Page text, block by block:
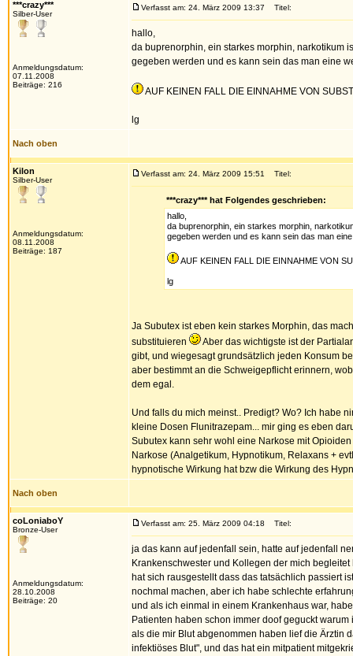
***crazy***
Silber-User
Anmeldungsdatum:
07.11.2008
Beiträge: 216
Verfasst am: 24. März 2009 13:37 Titel:
hallo,
da buprenorphin, ein starkes morphin, narkotikum
gegeben werden und es kann sein das man eine
AUF KEINEN FALL DIE EINNAHME VON
lg
Nach oben
Kilon
Silber-User
Anmeldungsdatum:
08.11.2008
Beiträge: 187
Verfasst am: 24. März 2009 15:51 Titel:
***crazy*** hat Folgendes geschrieben:
hallo,
da buprenorphin, ein starkes morphin,
gegeben werden und es kann sein das man
AUF KEINEN FALL DIE EINNAHME VON
lg
Ja Subutex ist eben kein starkes Morphin, das
substituieren
Aber das wichtigste ist der
gibt, und wiegesagt grundsätzlich jeden Konsum
aber bestimmt an die Schweigepflicht erinnern,
dem egal.
Und falls du mich meinst.. Predigt? Wo? Ich habe
kleine Dosen Flunitrazepam... mir ging es eben
Subutex kann sehr wohl eine Narkose mit
Narkose (Analgetikum, Hypnotikum, Relaxans +
hypnotische Wirkung hat bzw die Wirkung des
Nach oben
coLoniaboY
Bronze-User
Anmeldungsdatum:
28.10.2008
Beiträge: 20
Verfasst am: 25. März 2009 04:18 Titel:
ja das kann auf jedenfall sein, hatte auf jedenfall
Krankenschwester und Kollegen der mich
hat sich rausgestellt dass das tatsächlich passiert
nochmal machen, aber ich habe schlechte
und als ich einmal in einem Krankenhaus war,
Patienten haben schon immer doof geguckt
als die mir Blut abgenommen haben lief die Ärztin
infektiöses Blut", und das hat ein mitpatient